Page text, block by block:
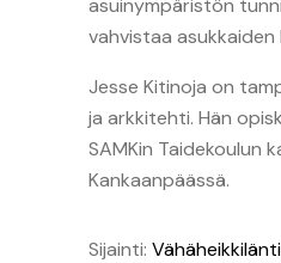
asuinympäristön
vahvistaa
Jesse Kitinoja on
ja arkkitehti. Hän
SAMKin Taidekoulun
Kankaanpäässä.
Sijainti: